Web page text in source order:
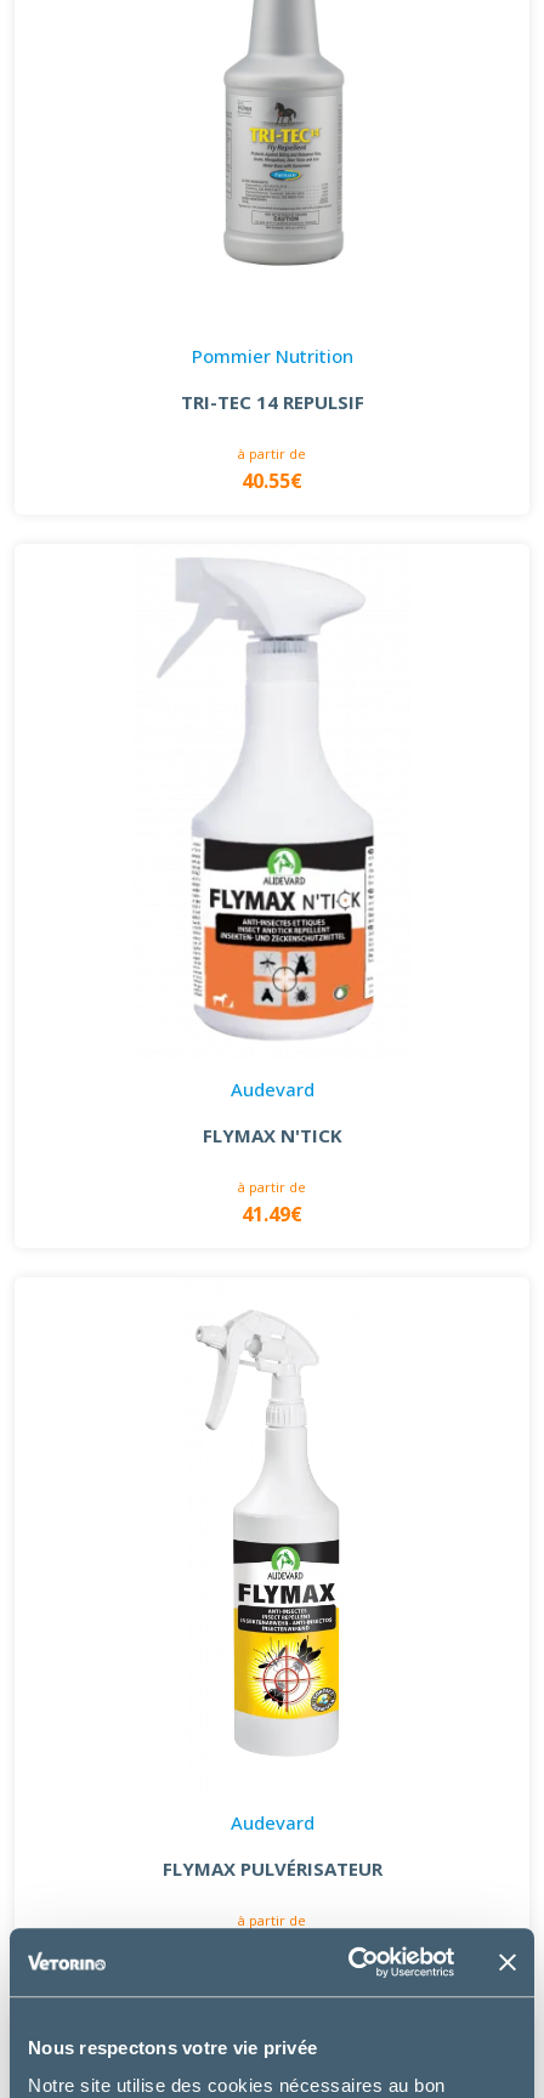
Nous respectons votre vie privée
Notre site utilise des cookies nécessaires au bon
Pommier Nutrition
TRI-TEC 14 REPULSIF
à partir de
40.55€
Audevard
FLYMAX N'TICK
à partir de
41.49€
Audevard
FLYMAX PULVÉRISATEUR
à partir de